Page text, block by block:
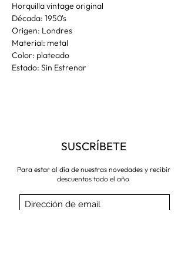
Horquilla vintage original
Década: 1950's
Origen: Londres
Material: metal
Color: plateado
Estado: Sin Estrenar
SUSCRÍBETE
Para estar al día de nuestras novedades y recibir
descuentos todo el año